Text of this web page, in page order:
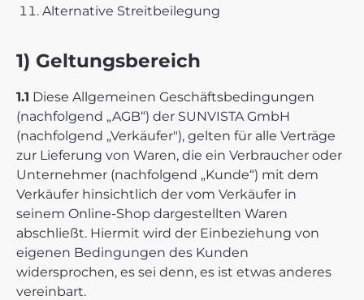
Alternative Streitbeilegung
1) Geltungsbereich
1.1 Diese Allgemeinen Geschäftsbedingungen
(nachfolgend „AGB“) der SUNVISTA GmbH
(nachfolgend „Verkäufer"), gelten für alle Verträge
zur Lieferung von Waren, die ein Verbraucher oder
Unternehmer (nachfolgend „Kunde“) mit dem
Verkäufer hinsichtlich der vom Verkäufer in
seinem Online-Shop dargestellten Waren
abschließt. Hiermit wird der Einbeziehung von
eigenen Bedingungen des Kunden
widersprochen, es sei denn, es ist etwas anderes
vereinbart.